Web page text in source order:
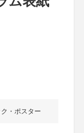
・ポスター